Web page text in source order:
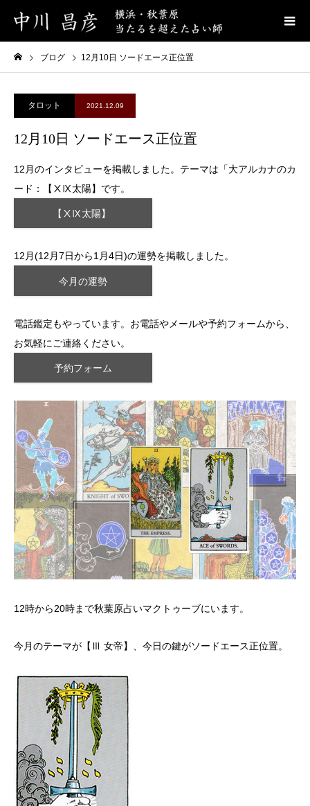
ブログ 12月10日 ソードエース正位置
タロット 2021.12.09
12月10日 ソードエース正位置
12月のインタビューを掲載しました。テーマは「大アルカナのカ
ード：【ⅩⅨ太陽】です。
【ⅩⅨ太陽】
12月(12月7日から1月4日)の運勢を掲載しました。
今月の運勢
電話鑑定もやっています。お電話やメールや予約フォームから、
お気軽にご連絡ください。
予約フォーム
12時から20時まで秋葉原占いマクトゥーブにいます。
今月のテーマが【Ⅲ 女帝】、今日の鍵がソードエース正位置。